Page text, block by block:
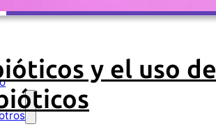
y el uso de